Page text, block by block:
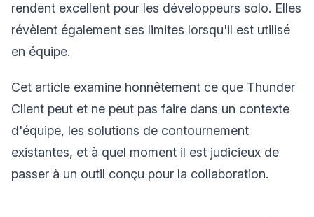
rendent excellent pour les développeurs solo. Elles
révèlent également ses limites lorsqu'il est utilisé
en équipe.
Cet article examine honnêtement ce que Thunder
Client peut et ne peut pas faire dans un contexte
d'équipe, les solutions de contournement
existantes, et à quel moment il est judicieux de
passer à un outil conçu pour la collaboration.